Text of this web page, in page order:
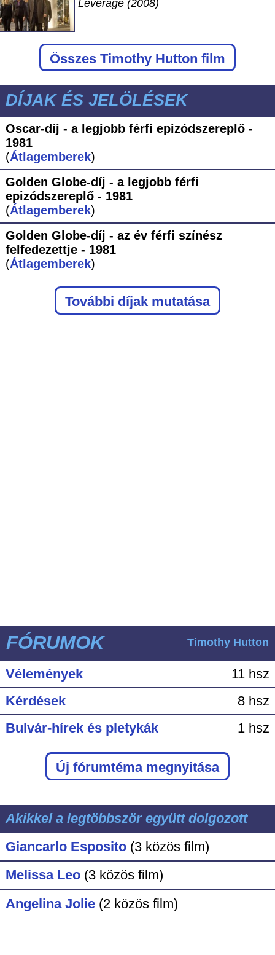
Leverage (2008)
Összes Timothy Hutton film
DÍJAK ÉS JELÖLÉSEK
Oscar-díj - a legjobb férfi epizódszereplő -
1981
(Átlagemberek)
Golden Globe-díj - a legjobb férfi
epizódszereplő - 1981
(Átlagemberek)
Golden Globe-díj - az év férfi színész
felfedezettje - 1981
(Átlagemberek)
További díjak mutatása
FÓRUMOK Timothy Hutton
Vélemények
11 hsz
Kérdések
8 hsz
Bulvár-hírek és pletykák
1 hsz
Új fórumtéma megnyitása
Akikkel a legtöbbször együtt dolgozott
Giancarlo Esposito (3 közös film)
Melissa Leo (3 közös film)
Angelina Jolie (2 közös film)